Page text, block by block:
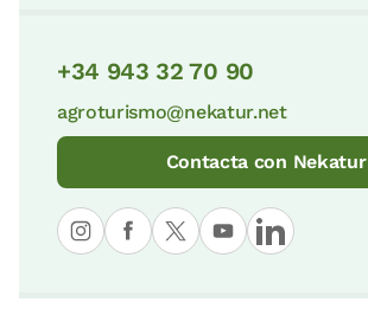
+34 943 32 70 90
agroturismo@nekatur.net
Contacta con Nekatur